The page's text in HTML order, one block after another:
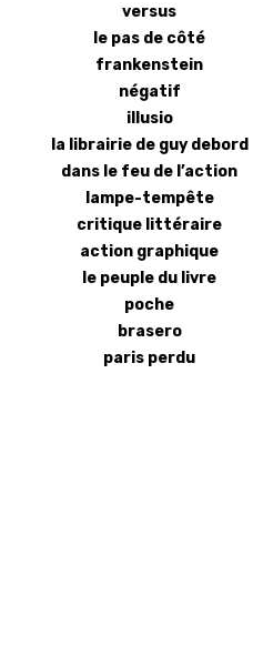
versus
le pas de côté
frankenstein
négatif
illusio
la librairie de guy debord
dans le feu de l’action
lampe-tempête
critique littéraire
action graphique
le peuple du livre
poche
brasero
paris perdu